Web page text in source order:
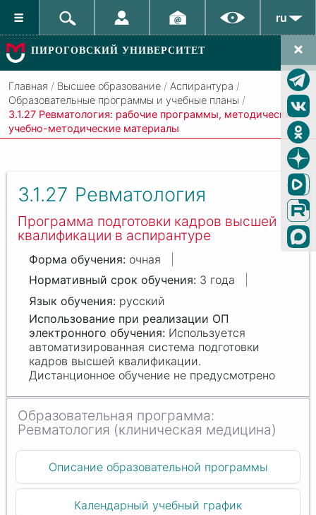
ru
ПИРОГОВСКИЙ УНИВЕРСИТЕТ
Главная / Высшее образование / Аспирантура /
Образовательные программы и учебные планы /
3.1.27 Ревматология: рабочие программы, методические и
учебно-методические материалы
3.1.27 Ревматология
Программа подготовки кадров высшей
квалификации в аспирантуре
очная
3 года
русский
Используется
автоматизированная система подготовки
кадров высшей квалификации.
Дистанционное обучение не предусмотрено
Ревматология (клиническая медицина)
Описание образовательной программы
Календарный учебный график